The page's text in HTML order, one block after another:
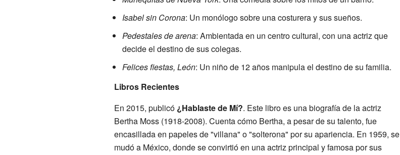
Isabel sin Corona: Un monólogo sobre una costurera y sus sueños.
Pedestales de arena: Ambientada en un centro cultural, con una actriz que
decide el destino de sus colegas.
Felices fiestas, León: Un niño de 12 años manipula el destino de su familia.
Libros Recientes
En 2015, publicó ¿Hablaste de Mí?. Este libro es una biografía de la actriz
Bertha Moss (1918-2008). Cuenta cómo Bertha, a pesar de su talento, fue
encasillada en papeles de "villana" o "solterona" por su apariencia. En 1959, se
mudó a México, donde se convirtió en una actriz principal y famosa por sus